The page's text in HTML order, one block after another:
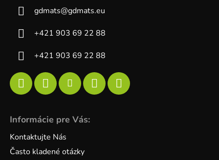
gdmats@gdmats.eu
+421 903 69 22 88
+421 903 69 22 88
Informácie pre Vás:
Kontaktujte Nás
Často kladené otázky